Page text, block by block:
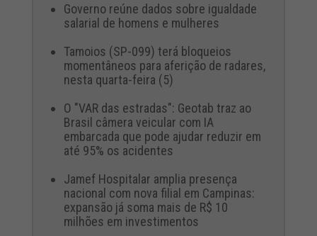
Governo reúne dados sobre igualdade
salarial de homens e mulheres
Tamoios (SP-099) terá bloqueios
momentâneos para aferição de radares,
nesta quarta-feira (5)
O "VAR das estradas": Geotab traz ao
Brasil câmera veicular com IA
embarcada que pode ajudar reduzir em
até 95% os acidentes
Jamef Hospitalar amplia presença
nacional com nova filial em Campinas:
expansão já soma mais de R$ 10
milhões em investimentos